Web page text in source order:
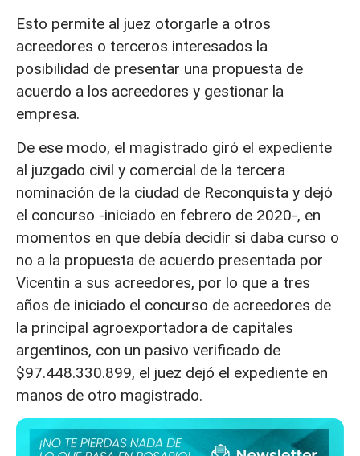
Esto permite al juez otorgarle a otros
acreedores o terceros interesados la
posibilidad de presentar una propuesta de
acuerdo a los acreedores y gestionar la
empresa.
De ese modo, el magistrado giró el expediente
al juzgado civil y comercial de la tercera
nominación de la ciudad de Reconquista y dejó
el concurso -iniciado en febrero de 2020-, en
momentos en que debía decidir si daba curso o
no a la propuesta de acuerdo presentada por
Vicentin a sus acreedores, por lo que a tres
años de iniciado el concurso de acreedores de
la principal agroexportadora de capitales
argentinos, con un pasivo verificado de
$97.448.330.899, el juez dejó el expediente en
manos de otro magistrado.